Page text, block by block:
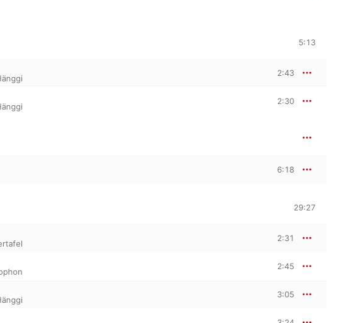
5:13
2:43
2:30
6:18
29:27
2:31
2:45
3:05